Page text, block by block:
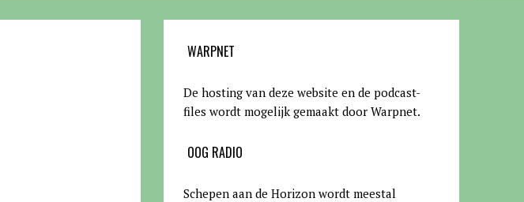
WARPNET
De hosting van deze website en de podcast-
files wordt mogelijk gemaakt door Warpnet.
OOG RADIO
Schepen aan de Horizon wordt meestal